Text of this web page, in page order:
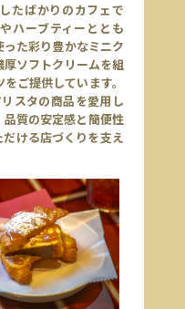
たばかりのカフェで
ハーブティーととも
た彩り豊かなミニク
ソフトクリームを組
ご提供しています。
スタの商品を愛用し
質の安定感と簡便性
ける店づくりを支え